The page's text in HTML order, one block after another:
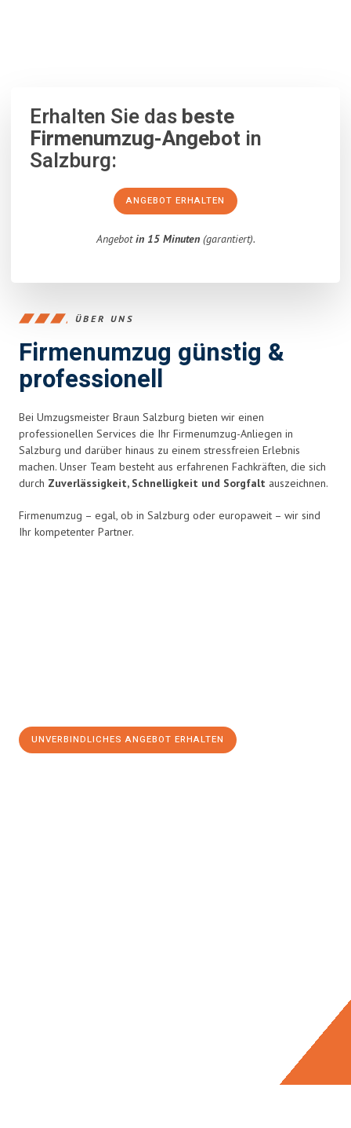
Erhalten Sie dasbeste
Firmenumzug-Angebot in
Salzburg:
ANGEBOT ERHALTEN
Angebotin 15 Minuten(garantiert).
ÜBER UNS
Firmenumzug günstig &
professionell
Bei Umzugsmeister Braun Salzburg bieten wir einen
professionellen Services die Ihr Firmenumzug-Anliegen in
Salzburg und darüber hinaus zu einem stressfreien Erlebnis
machen. Unser Team besteht aus erfahrenen Fachkräften, die sich
durch Zuverlässigkeit, Schnelligkeit und Sorgfalt auszeichnen.
Firmenumzug – egal, ob in Salzburg oder europaweit – wir sind
Ihr kompetenter Partner.
UNVERBINDLICHES ANGEBOT ERHALTEN